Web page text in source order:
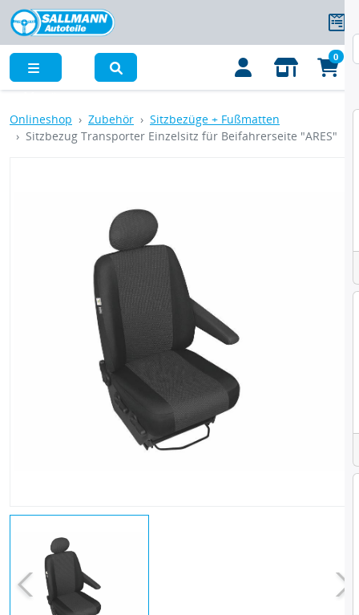
0
Onlineshop Zubehör
Sitzbezüge + Fußmatten
Sitzbezug Transporter Einzelsitz für Beifahrerseite "ARES"